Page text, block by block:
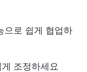
으로 쉽게 협업하
조정하세요